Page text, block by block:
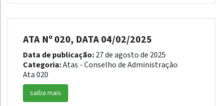
ATA Nº 020, DATA 04/02/2025
Data de publicação:27 de agosto de 2025
Categoria:Atas - Conselho de Administração
Ata 020
saiba mais